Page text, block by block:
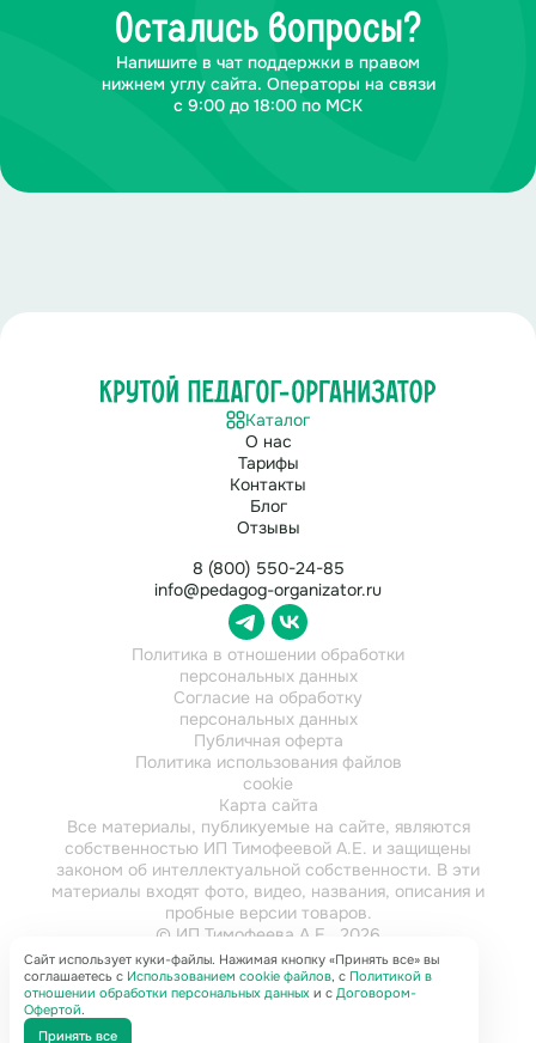
Остались вопросы?
Напишите в чат поддержки в правом
нижнем углу сайта. Операторы на связи
с 9:00 до 18:00 по МСК
Каталог
О нас
Тарифы
Контакты
Блог
Отзывы
8 (800) 550-24-85
info@pedagog-organizator.ru
Политика в отношении обработки
персональных данных
Согласие на обработку
персональных данных
Публичная оферта
Политика использования файлов
cookie
Карта сайта
Все материалы, публикуемые на сайте, являются
собственностью ИП Тимофеевой А.Е. и защищены
законом об интеллектуальной собственности. В эти
материалы входят фото, видео, названия, описания и
пробные версии товаров.
© ИП Тимофеева А.Е., 2026
ИНН 784202616921
Сайт использует куки-файлы. Нажимая кнопку «Принять все» вы
соглашаетесь с Использованием cookie файлов, с Политикой в
отношении обработки персональных данных и с Договором-
Офертой.
Принять все